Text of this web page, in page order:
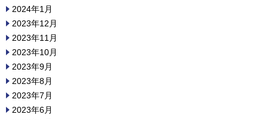
2024年1月
2023年12月
2023年11月
2023年10月
2023年9月
2023年8月
2023年7月
2023年6月